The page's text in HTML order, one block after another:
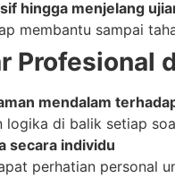
hingga menjelang
membantu sampai
Profesional
mendalam
logika di balik setiap
secara individu
perhatian personal